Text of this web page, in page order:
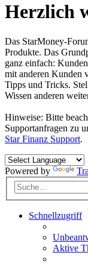
Herzlich
Das StarMoney-
Produkte. Das
ganz einfach:
mit anderen Kunden
Tipps und Tricks.
Wissen anderen
Hinweise: Bitte
Supportanfragen zu
Star Finanz Support.
Powered by
Schnellzugriff
Aktive